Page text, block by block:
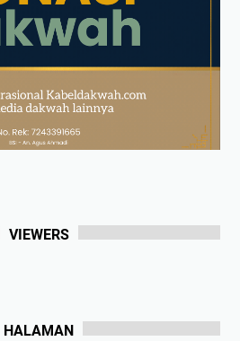
VIEWERS
HALAMAN